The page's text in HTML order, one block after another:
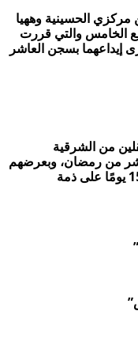
مركزي الحسينية وههيا
الخامس والتي قررت
وجرى إيداعهما بسجن العاشر
بإعادة تدوير 6 معتقلين من الشرقية
ثالث العاشر من رمضان، وبعرضهم
على نيابة الزقازيق الكلية قررت حبسهم 15 يومًا على ذمة
”
”